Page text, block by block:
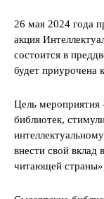
26 мая 2024 года
акция
состоится в
будет приурочена
Цель мероприятия
библиотек,
внести свой
читающей